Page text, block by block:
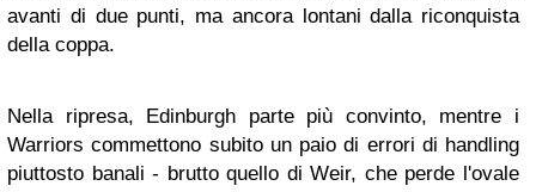
avanti di due punti, ma ancora lontani dalla riconquista
della coppa.
Nella ripresa, Edinburgh parte più convinto, mentre i
Warriors commettono subito un paio di errori di handling
piuttosto banali - brutto quello di Weir, che perde l'ovale